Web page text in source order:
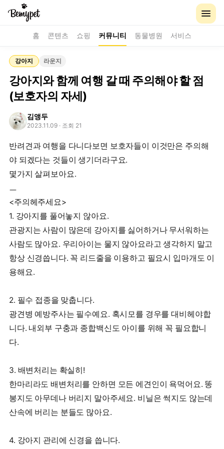
홈 콘텐츠 쇼핑 커뮤니티 동물병원 서비스
강아지 라운지
강아지와 함께 여행 갈 때 주의해야 할 점
(보호자의 자세)
김앵두
2023.11.09 · 조회 21
반려견과 여행을 다니다보면 보호자들이 이것만은 주의해
야 되겠다는 것들이 생기더라구요.
몇가지 살펴보아요.
ㅡ
<주의헤주세요>
1. 강아지를 풀어놓지 않아요.
관광지는 사람이 많은데 강아지를 싫어하거나 무서워하는
사람도 많아요. 우리아이는 물지 않아요라고 생각하지 말고
항상 신경씁니다. 꼭 리드줄을 이용하고 필요시 입마개도 이
용해요.
2. 필수 접종을 맞춥니다.
광견병 예방주사는 필수예요. 혹시모를 경우를 대비헤야합
니다. 내외부 구충과 종합백신도 아이를 위해 꼭 필요합니
다.
3. 배변처리는 확실히!
한마리라도 배변처리를 안하면 모든 에견인이 욕먹어요. 똥
봉지도 아무데나 버리지 말아주세요. 비닐은 썩지도 않는데
산속에 버리는 분들도 많아요.
4. 강아지 관리에 신경을 씁니다.